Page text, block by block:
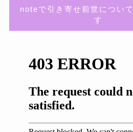
noteで引き寄せ前世につい
す